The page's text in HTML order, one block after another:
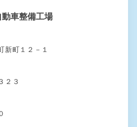
車整備工場
新町１２－１
２３